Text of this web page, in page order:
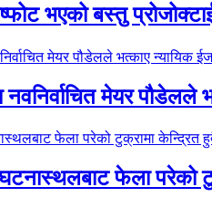
भएको बस्तु
नवनिर्वाचित मेयर
घटनास्थलबाट फेला परेको